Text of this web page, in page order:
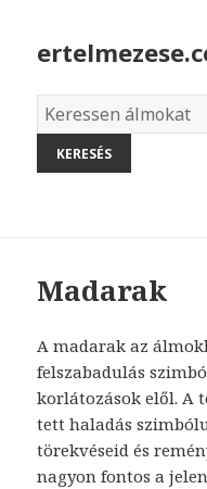
Álmok
szótára
Madarak
A madarak az
felszabadulás
korlátozások elől. A
tett haladás
törekvéseid és
nagyon fontos a